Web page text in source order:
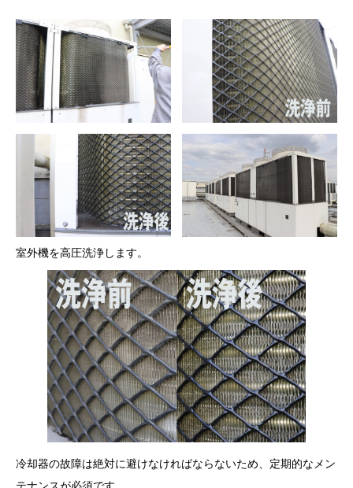
室外機を高圧洗浄します。
冷却器の故障は絶対に避けなければならないため、定期的なメン